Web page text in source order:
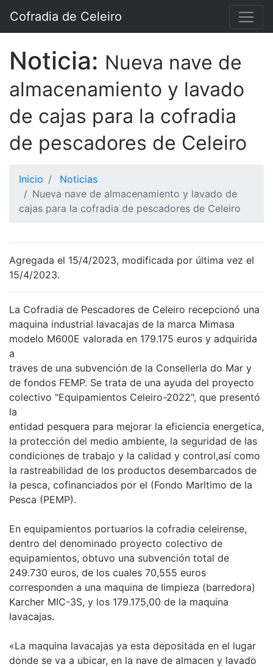
Cofradia de Celeiro
Noticia: Nueva nave de
almacenamiento y lavado
de cajas para la cofradia
de pescadores de Celeiro
Inicio
Noticias
Nueva nave de almacenamiento y lavado de
cajas para la cofradia de pescadores de Celeiro
Agregada el 15/4/2023, modificada por última vez el
15/4/2023.
La Cofradia de Pescadores de Celeiro recepcionó una
maquina industrial lavacajas de la marca Mimasa
modelo M600E valorada en 179.175 euros y adquirida
a
traves de una subvención de la Consellerla do Mar y
de fondos FEMP. Se trata de una ayuda del proyecto
colectivo "Equipamientos Celeiro-2022", que presentó
la
entidad pesquera para mejorar la eficiencia energetica,
la protección del medio ambiente, la seguridad de las
condiciones de trabajo y la calidad y control,así como
la rastreabilidad de los productos desembarcados de
la pesca, cofinanciados por el (Fondo Marltimo de la
Pesca (PEMP).
En equipamientos portuarios la cofradia celeirense,
dentro del denominado proyecto colectivo de
equipamientos, obtuvo una subvención total de
249.730 euros, de los cuales 70,555 euros
corresponden a una maquina de Iimpieza (barredora)
Karcher MIC-3S, y los 179.175,00 de la maquina
lavacajas.
«La maquina lavacajas ya esta depositada en el lugar
donde se va a ubicar, en la nave de almacen y lavado